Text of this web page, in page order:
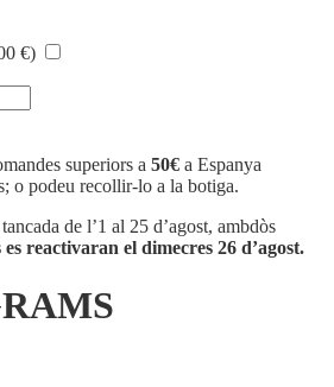
€)
superiors a 50€ a Espanya
o podeu recollir-lo a la botiga.
de l’1 al 25 d’agost, ambdòs
reactivaran el dimecres 26 d’agost.